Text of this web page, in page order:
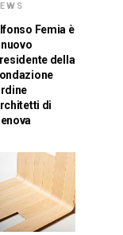
Femia è
della
di